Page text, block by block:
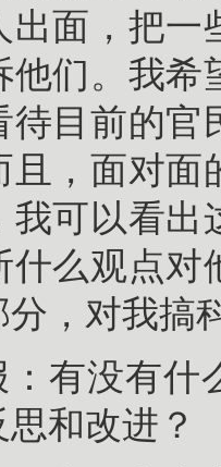
出面，把
他们。我
待目前的官
且，面对面
我可以看
什么观点对
，对我搞
有没有什
和改进？